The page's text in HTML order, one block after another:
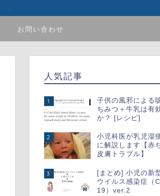
お問い合わせ
人気記事
1
子供の風邪による
ちみつ＋牛乳は有
か？ [レシピ]
2
小児科医が乳児湿
に解説します【赤
皮膚トラブル】
3
[まとめ] 小児の新
ウイルス感染症（
19）ver.2